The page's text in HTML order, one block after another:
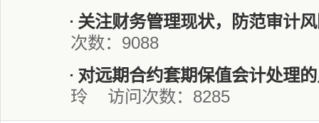
关注财务管理现状，防范审计
次数：9088
对远期合约套期保值会计处理
玲 访问次数：8285